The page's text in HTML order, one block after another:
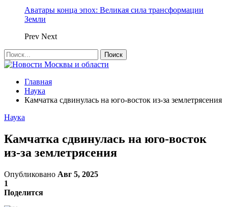
Аватары конца эпох: Великая сила трансформации
Земли
Prev Next
Главная
Наука
Камчатка сдвинулась на юго-восток из-за землетрясения
Наука
Камчатка сдвинулась на юго-восток
из-за землетрясения
Опубликовано Авг 5, 2025
1
Поделится